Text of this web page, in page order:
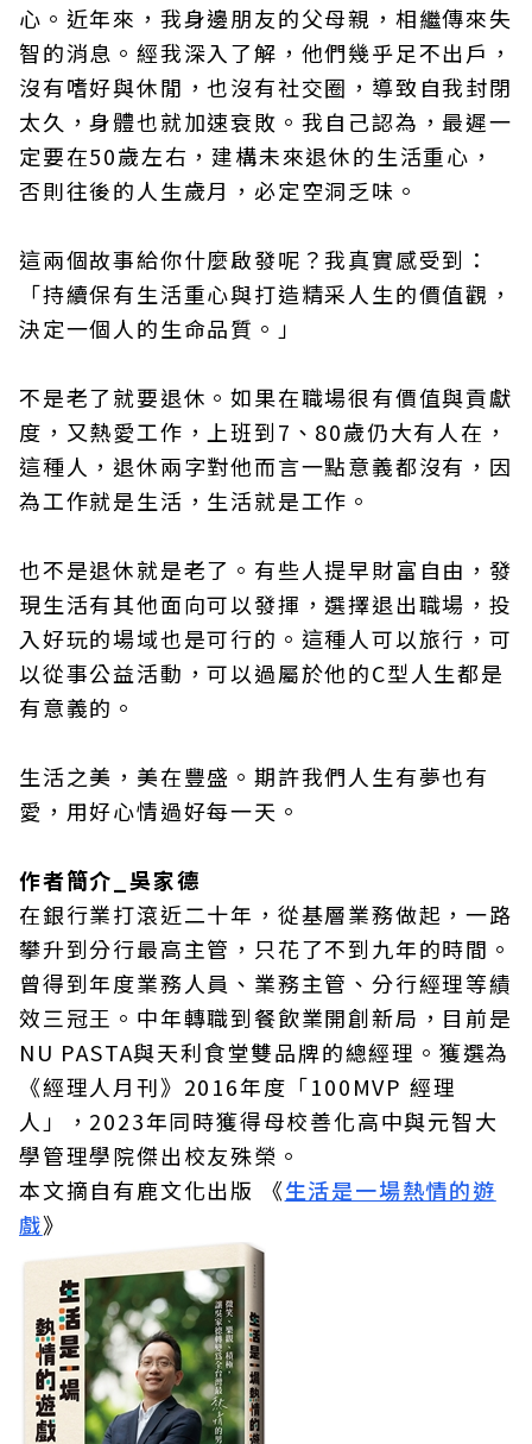
心。近年來，我身邊朋友的父母親，相繼傳來失
智的消息。經我深入了解，他們幾乎足不出戶，
沒有嗜好與休閒，也沒有社交圈，導致自我封閉
太久，身體也就加速衰敗。我自己認為，最遲一
定要在50歲左右，建構未來退休的生活重心，
否則往後的人生歲月，必定空洞乏味。
這兩個故事給你什麼啟發呢？我真實感受到：
「持續保有生活重心與打造精采人生的價值觀，
決定一個人的生命品質。」
不是老了就要退休。如果在職場很有價值與貢獻
度，又熱愛工作，上班到7、80歲仍大有人在，
這種人，退休兩字對他而言一點意義都沒有，因
為工作就是生活，生活就是工作。
也不是退休就是老了。有些人提早財富自由，發
現生活有其他面向可以發揮，選擇退出職場，投
入好玩的場域也是可行的。這種人可以旅行，可
以從事公益活動，可以過屬於他的C型人生都是
有意義的。
生活之美，美在豐盛。期許我們人生有夢也有
愛，用好心情過好每一天。
作者簡介_吳家德
在銀行業打滾近二十年，從基層業務做起，一路
攀升到分行最高主管，只花了不到九年的時間。
曾得到年度業務人員、業務主管、分行經理等績
效三冠王。中年轉職到餐飲業開創新局，目前是
NU PASTA與天利食堂雙品牌的總經理。獲選為
《經理人月刊》2016年度「100MVP 經理
人」，2023年同時獲得母校善化高中與元智大
學管理學院傑出校友殊榮。
本文摘自有鹿文化出版 《生活是一場熱情的遊
戲》